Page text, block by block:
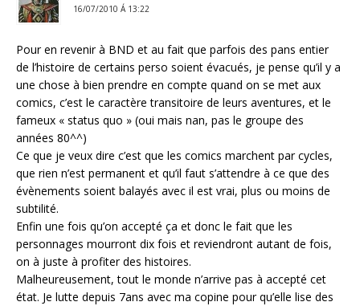
16/07/2010 Á 13:22
Pour en revenir à BND et au fait que parfois des pans entier
de l’histoire de certains perso soient évacués, je pense qu’il y a
une chose à bien prendre en compte quand on se met aux
comics, c’est le caractère transitoire de leurs aventures, et le
fameux « status quo » (oui mais nan, pas le groupe des
années 80^^)
Ce que je veux dire c’est que les comics marchent par cycles,
que rien n’est permanent et qu’il faut s’attendre à ce que des
évènements soient balayés avec il est vrai, plus ou moins de
subtilité.
Enfin une fois qu’on accepté ça et donc le fait que les
personnages mourront dix fois et reviendront autant de fois,
on à juste à profiter des histoires.
Malheureusement, tout le monde n’arrive pas à accepté cet
état. Je lutte depuis 7ans avec ma copine pour qu’elle lise des